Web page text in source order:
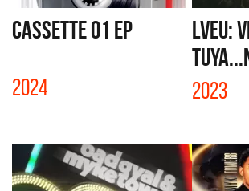
CASSETTE 01 EP
2024
LVEU:
2023